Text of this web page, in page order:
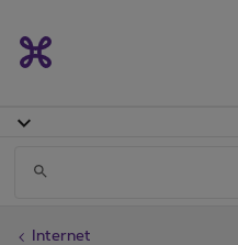
Internet